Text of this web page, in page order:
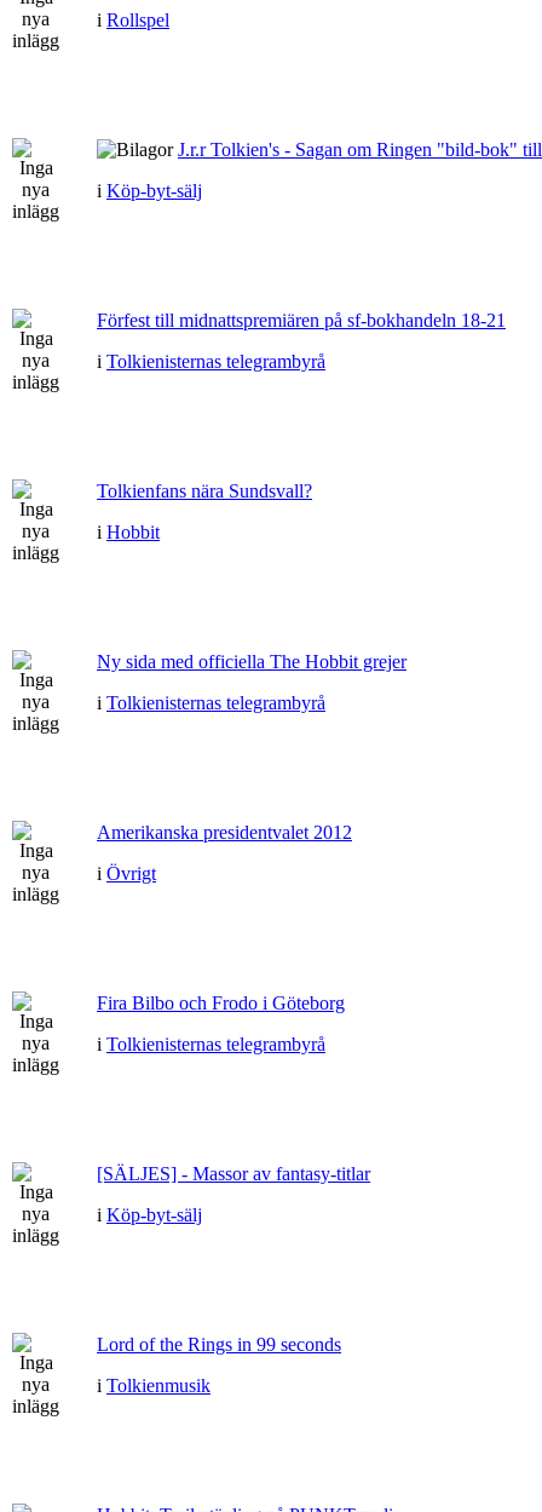
i Rollspel
J.r.r Tolkien's - Sagan om Ringen "bild-bok"
i Köp-byt-sälj
Förfest till midnattspremiären på sf-bokhandeln 18-21
i Tolkienisternas telegrambyrå
Tolkienfans nära Sundsvall?
i Hobbit
Ny sida med officiella The Hobbit grejer
i Tolkienisternas telegrambyrå
Amerikanska presidentvalet 2012
i Övrigt
Fira Bilbo och Frodo i Göteborg
i Tolkienisternas telegrambyrå
[SÄLJES] - Massor av fantasy-titlar
i Köp-byt-sälj
Lord of the Rings in 99 seconds
i Tolkienmusik